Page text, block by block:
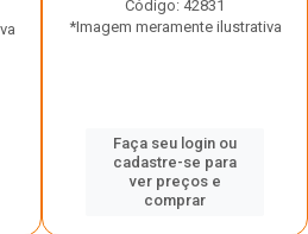
Código: 42831
*Imagem meramente ilustrativa
Faça seu login ou
cadastre-se para
ver preços e
comprar